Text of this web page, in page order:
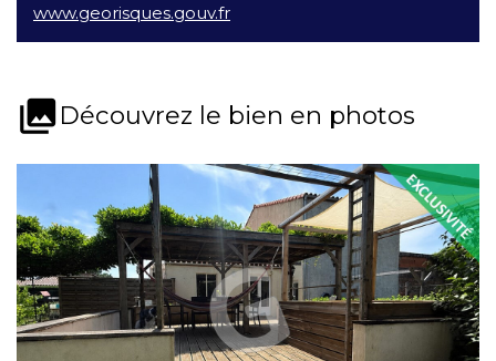
www.georisques.gouv.fr
collectionsDécouvrez le bien en photos